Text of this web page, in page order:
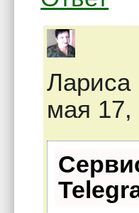
Лариса
мая 17,